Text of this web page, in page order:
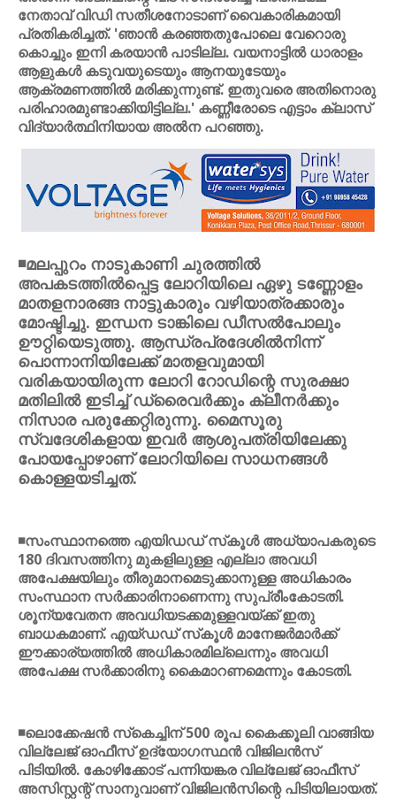
നേതാവ് വിഡി സതീശനോടാണ് വൈകാരികമായി
പ്രതികരിച്ചത്. 'ഞാന്‍ കരഞ്ഞതുപോലെ വേറൊരു
കൊച്ചും ഇനി കരയാന്‍ പാടില്ല. വയനാട്ടില്‍ ധാരാളം
ആളുകള്‍ കടുവയുടെയും ആനയുടേയും
ആക്രമണത്തില്‍ മരിക്കുന്നുണ്ട്. ഇതുവരെ അതിനൊരു
പരിഹാരമുണ്ടാക്കിയിട്ടില്ല.' കണ്ണീരോടെ എട്ടാം ക്ലാസ്
വിദ്യാര്‍ത്ഥിനിയായ അല്‍ന പറഞ്ഞു.
◾മലപ്പുറം നാടുകാണി ചുരത്തില്‍
അപകടത്തില്‍പ്പെട്ട ലോറിയിലെ ഏഴു ടണ്ണോളം
മാതളനാരങ്ങ നാട്ടുകാരും വഴിയാത്രക്കാരും
മോഷ്ടിച്ചു. ഇന്ധന ടാങ്കിലെ ഡീസല്‍പോലും
ഊറ്റിയെടുത്തു. ആന്ധ്രപ്രദേശില്‍നിന്ന്
പൊന്നാനിയിലേക്ക് മാതളവുമായി
വരികയായിരുന്ന ലോറി റോഡിന്റെ സുരക്ഷാ
മതിലില്‍ ഇടിച്ച് ഡ്രൈവര്‍ക്കും ക്ലീനര്‍ക്കും
നിസാര പരുക്കേറ്റിരുന്നു. മൈസൂരു
സ്വദേശികളായ ഇവര്‍ ആശുപത്രിയിലേക്കു
പോയപ്പോഴാണ് ലോറിയിലെ സാധനങ്ങള്‍
കൊള്ളയടിച്ചത്.
◾സംസ്ഥാനത്തെ എയിഡഡ് സ്‌കൂള്‍ അധ്യാപകരുടെ
180 ദിവസത്തിനു മുകളിലുള്ള എല്ലാ അവധി
അപേക്ഷയിലും തീരുമാനമെടുക്കാനുള്ള അധികാരം
സംസ്ഥാന സര്‍ക്കാരിനാണെന്നു സുപ്രീംകോടതി.
ശൂന്യവേതന അവധിയടക്കമുള്ളവയ്ക്ക് ഇതു
ബാധകമാണ്. എയ്ഡഡ് സ്‌കൂള്‍ മാനേജര്‍മാര്‍ക്ക്
ഈക്കാര്യത്തില്‍ അധികാരമില്ലെന്നും അവധി
അപേക്ഷ സര്‍ക്കാരിനു കൈമാറണമെന്നും കോടതി.
◾ലൊക്കേഷന്‍ സ്‌കെച്ചിന് 500 രൂപ കൈക്കൂലി വാങ്ങിയ
വില്ലേജ് ഓഫീസ് ഉദ്യോഗസ്ഥന്‍ വിജിലന്‍സ്
പിടിയില്‍. കോഴിക്കോട് പന്നിയങ്കര വില്ലേജ് ഓഫീസ്
അസിസ്റ്റന്റ് സാനുവാണ് വിജിലന്‍സിന്റെ പിടിയിലായത്.